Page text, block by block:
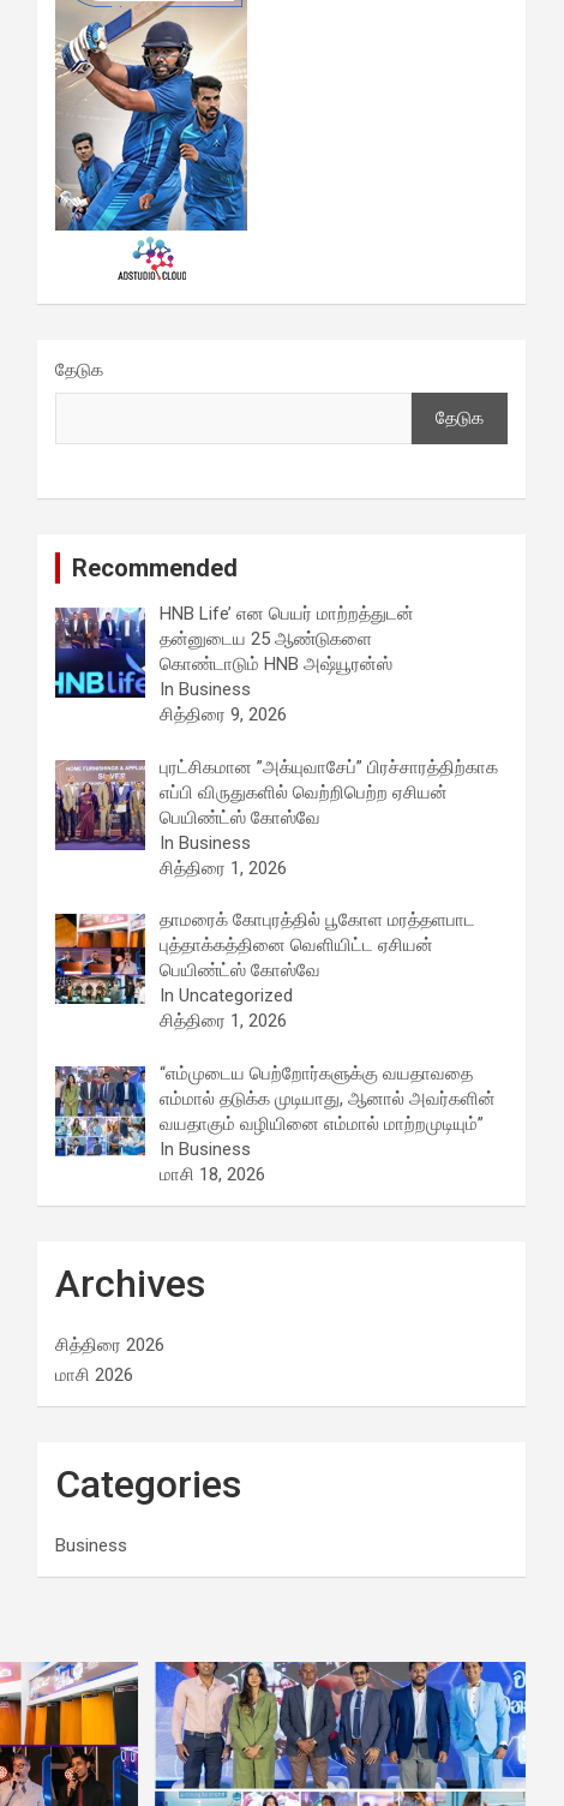
தேடுக
தேடுக
Recommended
HNB Life’ என பெயர் மாற்றத்துடன்
தன்னுடைய 25 ஆண்டுகளை
கொண்டாடும் HNB அஷ்யூரன்ஸ்
In Business
சித்திரை 9, 2026
புரட்சிகமான ”அக்யுவாசேப்” பிரச்சாரத்திற்காக
எப்பி விருதுகளில் வெற்றிபெற்ற ஏசியன்
பெயிண்ட்ஸ் கோஸ்வே
In Business
சித்திரை 1, 2026
தாமரைக் கோபுரத்தில் பூகோள மரத்தளபாட
புத்தாக்கத்தினை வெளியிட்ட ஏசியன்
பெயிண்ட்ஸ் கோஸ்வே
In Uncategorized
சித்திரை 1, 2026
“எம்முடைய பெற்றோர்களுக்கு வயதாவதை
எம்மால் தடுக்க முடியாது, ஆனால் அவர்களின்
வயதாகும் வழியினை எம்மால் மாற்றமுடியும்”
In Business
மாசி 18, 2026
Archives
சித்திரை 2026
மாசி 2026
Categories
Business